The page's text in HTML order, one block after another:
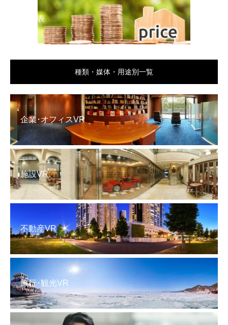
料金表
種類・媒体・用途別一覧
企業･オフィスVR
施設VR
不動産VR
旅行･観光VR